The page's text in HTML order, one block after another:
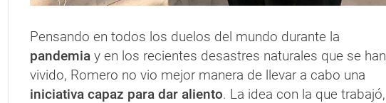
Pensando en todos los duelos del mundo durante la
pandemia y en los recientes desastres naturales que se han
vivido, Romero no vio mejor manera de llevar a cabo una
iniciativa capaz para dar aliento. La idea con la que trabajó,